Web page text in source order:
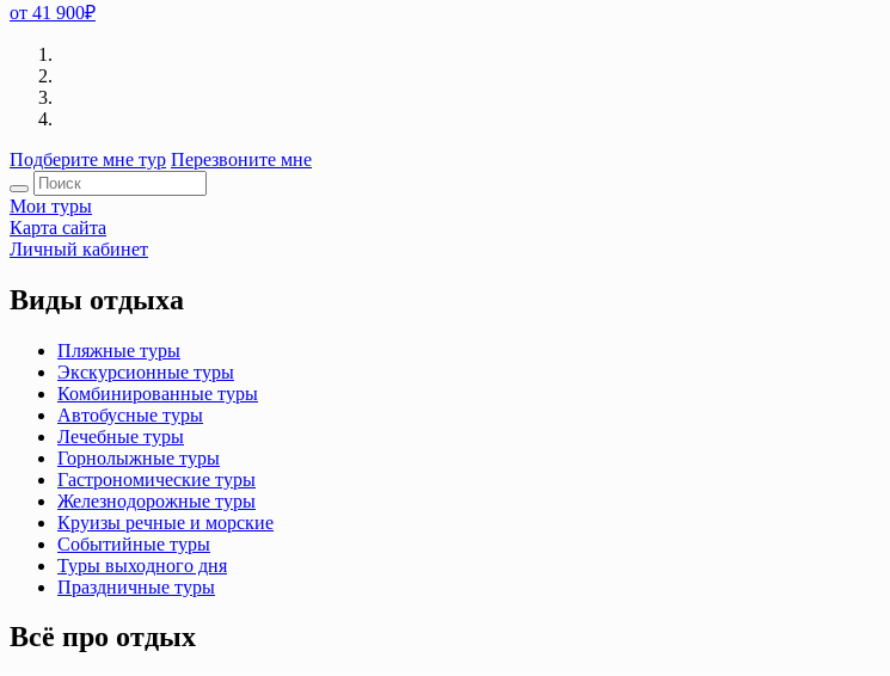
от 41 900₽
Подберите мне тур Перезвоните мне
Мои туры
Карта сайта
Личный кабинет
Виды отдыха
Пляжные туры
Экскурсионные туры
Комбинированные туры
Автобусные туры
Лечебные туры
Горнолыжные туры
Гастрономические туры
Железнодорожные туры
Круизы речные и морские
Событийные туры
Туры выходного дня
Праздничные туры
Всё про отдых